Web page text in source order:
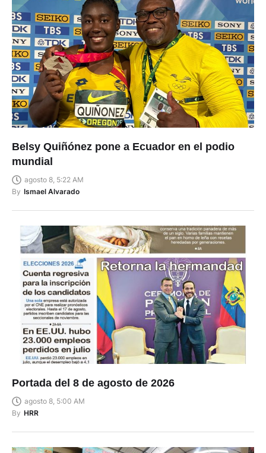
Belsy Quiñónez pone a Ecuador en el podio
mundial
agosto 8, 5:22 AM
By Ismael Alvarado
Portada del 8 de agosto de 2026
agosto 8, 5:00 AM
By HRR